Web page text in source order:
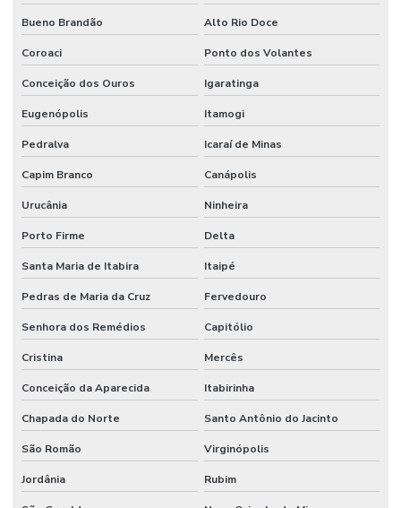
Bueno Brandão Alto Rio Doce
Coroaci Ponto dos Volantes
Conceição dos Ouros Igaratinga
Eugenópolis Itamogi
Pedralva Icaraí de Minas
Capim Branco Canápolis
Urucânia Ninheira
Porto Firme Delta
Santa Maria de Itabira Itaipé
Pedras de Maria da Cruz Fervedouro
Senhora dos Remédios Capitólio
Cristina Mercês
Conceição da Aparecida Itabirinha
Chapada do Norte Santo Antônio do Jacinto
São Romão Virginópolis
Jordânia Rubim